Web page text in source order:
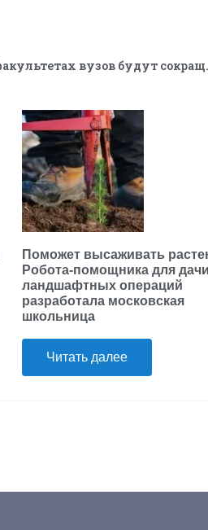
Платные
Поможет высаживать
Робота-помощника для
ландшафтных операций
разработала московская
школьница
Читать далее